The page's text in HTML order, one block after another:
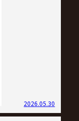
2026.05.30